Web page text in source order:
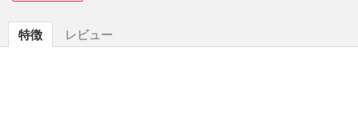
特徴 レビュー